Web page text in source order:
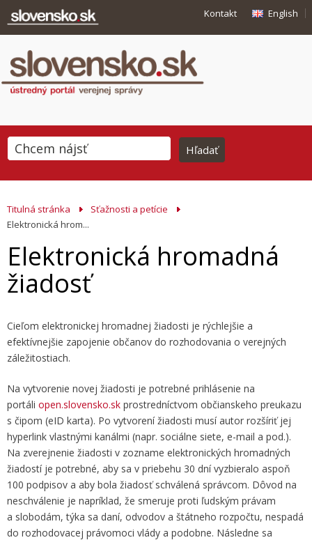
Kontakt English
Titulná stránka
Sťažnosti a petície
Elektronická hrom...
Elektronická hromadná
žiadosť
Cieľom elektronickej hromadnej žiadosti je rýchlejšie a
efektívnejšie zapojenie občanov do rozhodovania o verejných
záležitostiach.
Na vytvorenie novej žiadosti je potrebné prihlásenie na
portáli open.slovensko.sk prostredníctvom občianskeho preukazu
s čipom (eID karta). Po vytvorení žiadosti musí autor rozšíriť jej
hyperlink vlastnými kanálmi (napr. sociálne siete, e-mail a pod.).
Na zverejnenie žiadosti v zozname elektronických hromadných
žiadostí je potrebné, aby sa v priebehu 30 dní vyzbieralo aspoň
100 podpisov a aby bola žiadosť schválená správcom. Dôvod na
neschválenie je napríklad, že smeruje proti ľudským právam
a slobodám, týka sa daní, odvodov a štátneho rozpočtu, nespadá
do rozhodovacej právomoci vlády a podobne. Následne sa